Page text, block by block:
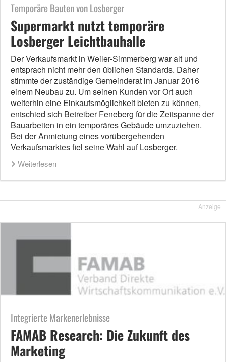
Temporäre Bauten von Losberger
Supermarkt nutzt temporäre
Losberger Leichtbauhalle
Der Verkaufsmarkt in Weiler-Simmerberg war alt und
entsprach nicht mehr den üblichen Standards. Daher
stimmte der zuständige Gemeinderat im Januar 2016
einem Neubau zu. Um seinen Kunden vor Ort auch
weiterhin eine Einkaufsmöglichkeit bieten zu können,
entschied sich Betreiber Feneberg für die Zeitspanne der
Bauarbeiten in ein temporäres Gebäude umzuziehen.
Bei der Anmietung eines vorübergehenden
Verkaufsmarktes fiel seine Wahl auf Losberger.
Weiterlesen
Anzeige
Integrierte Markenerlebnisse
FAMAB Research: Die Zukunft des
Marketing